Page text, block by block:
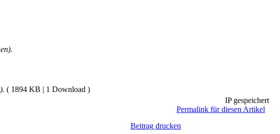
( 1894 KB | 1 Download )
IP gespeichert
Permalink für diesen Artikel
Beitrag drucken